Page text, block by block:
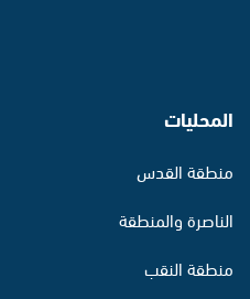
المحليات
منطقة القدس
الناصرة والمنطقة
منطقة النقب